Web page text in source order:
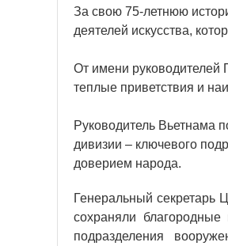
За свою 75-летнюю
деятелей искусства,
От имени руководителей
теплые приветствия и
Руководитель Вьетнама
дивизии – ключевого
доверием народа.
Генеральный секретарь
сохраняли
подразделения